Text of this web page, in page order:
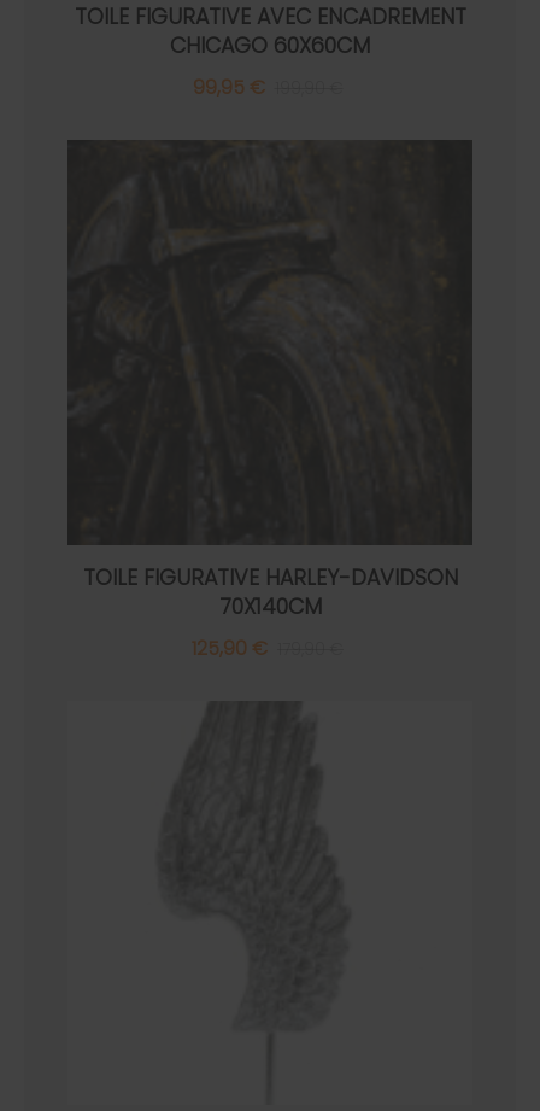
TOILE FIGURATIVE AVEC ENCADREMENT
CHICAGO 60X60CM
99,95 €
TOILE FIGURATIVE HARLEY-DAVIDSON
70X140CM
125,90 €